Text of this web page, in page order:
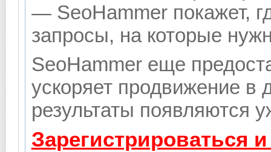
— SeoHammer покажет,
запросы, на которые
SeoHammer еще
ускоряет продвижение в
результаты появляются
Зарегистрироваться